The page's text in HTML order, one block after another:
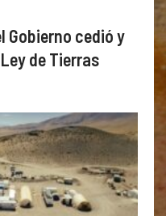
Gobierno cedió y
de Tierras